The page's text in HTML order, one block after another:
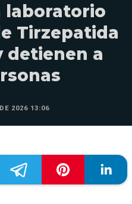
laboratorio
Tirzepatida
detienen a
2026 13:06